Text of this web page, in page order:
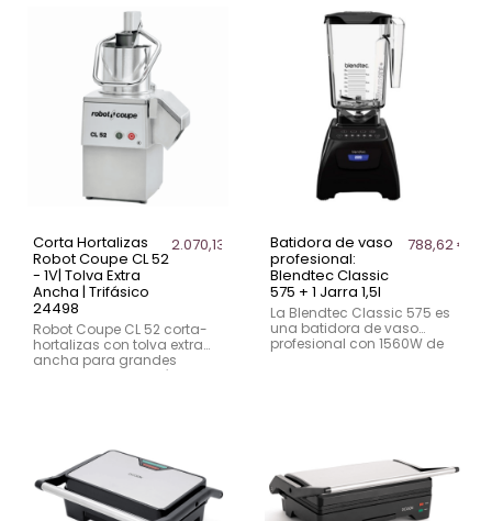
Ideal para hostelería y
cocinas profesionales.
robusto. Diseñada para un
alto rendimiento.
Corta Hortalizas
Robot Coupe CL 52
- 1V| Tolva Extra
Ancha | Trifásico
24498
2.070,13 €
Robot Coupe CL 52 corta-
hortalizas con tolva extra
ancha para grandes
cantidades. Precisión, alto
Batidora de vaso
profesional:
Blendtec Classic
575 + 1 Jarra 1,5l
788,62 €
La Blendtec Classic 575 es
una batidora de vaso
profesional con 1560W de